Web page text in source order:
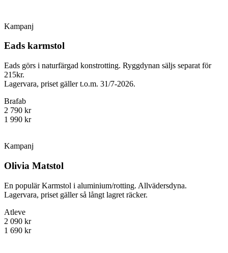
Kampanj
Eads karmstol
Eads görs i naturfärgad konstrotting. Ryggdynan säljs separat för
215kr.
Lagervara, priset gäller t.o.m. 31/7-2026.
Brafab
2 790 kr
1 990 kr
Kampanj
Olivia Matstol
En populär Karmstol i aluminium/rotting. Allvädersdyna.
Lagervara, priset gäller så långt lagret räcker.
Atleve
2 090 kr
1 690 kr